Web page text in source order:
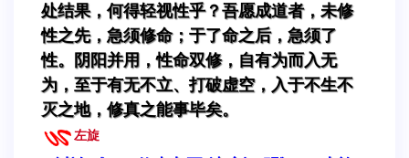
处结果，何得轻视性乎？吾愿成道者，未修
性之先，急须修命；于了命之后，急须了
性。阴阳并用，性命双修，自有为而入无
为，至于有无不立、打破虚空，入于不生不
灭之地，修真之能事毕矣。
左旋